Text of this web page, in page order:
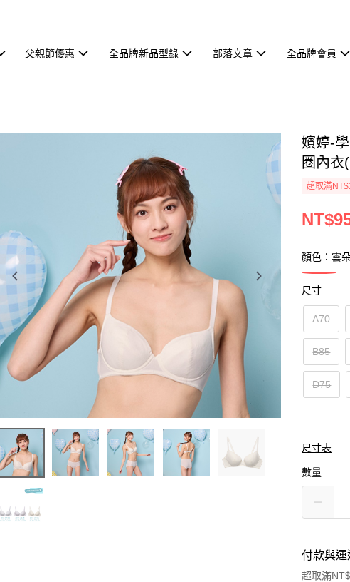
父親節優惠 全品牌新品型錄 部落文章 全品牌會員
嬪婷-
圈內衣
超取滿
顏色：雲
尺寸
A70
B85
D75
尺寸表
數量
付款與運
超取滿